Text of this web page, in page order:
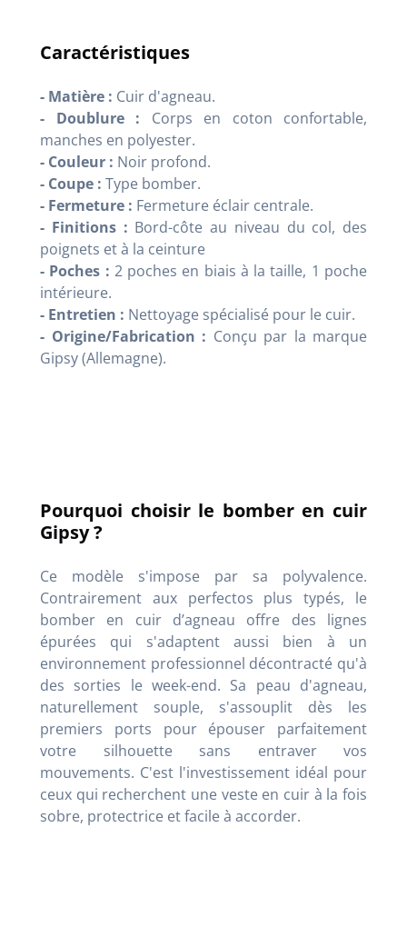
Caractéristiques
- Matière : Cuir d'agneau.
- Doublure : Corps en coton confortable,
manches en polyester.
- Couleur : Noir profond.
- Coupe : Type bomber.
- Fermeture : Fermeture éclair centrale.
- Finitions : Bord-côte au niveau du col, des
poignets et à la ceinture
- Poches : 2 poches en biais à la taille, 1 poche
intérieure.
- Entretien : Nettoyage spécialisé pour le cuir.
- Origine/Fabrication : Conçu par la marque
Gipsy (Allemagne).
Pourquoi choisir le bomber en cuir
Gipsy ?
Ce modèle s'impose par sa polyvalence.
Contrairement aux perfectos plus typés, le
bomber en cuir d’agneau offre des lignes
épurées qui s'adaptent aussi bien à un
environnement professionnel décontracté qu'à
des sorties le week-end. Sa peau d'agneau,
naturellement souple, s'assouplit dès les
premiers ports pour épouser parfaitement
votre silhouette sans entraver vos
mouvements. C'est l'investissement idéal pour
ceux qui recherchent une veste en cuir à la fois
sobre, protectrice et facile à accorder.